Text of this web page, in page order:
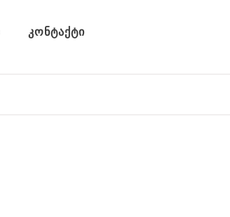
კონტაქტი